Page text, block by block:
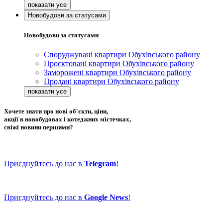
Новобудови за статусами
Новобудови за статусами
Споруджувані квартири Обухівського району
Проєктовані квартири Обухівського району
Заморожені квартири Обухівського району
Продані квартири Обухівського району
Хочете знати про нові об'єкти, ціни,
акції в новобудовах і котеджних містечках,
свіжі новини першими?
Приєднуйтесь до нас в Telegram!
Приєднуйтесь до нас в Google News!